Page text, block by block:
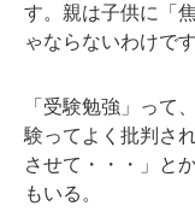
す。親は子供に「
ゃならないわけです
「受験勉強」って
験ってよく批判さ
させて・・・」と
もいる。